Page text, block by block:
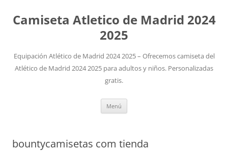
Camiseta Atletico de Madrid 2024
2025
Equipación Atlético de Madrid 2024 2025 – Ofrecemos camiseta del
Atlético de Madrid 2024 2025 para adultos y niños. Personalizadas
gratis.
Menú
bountycamisetas com tienda